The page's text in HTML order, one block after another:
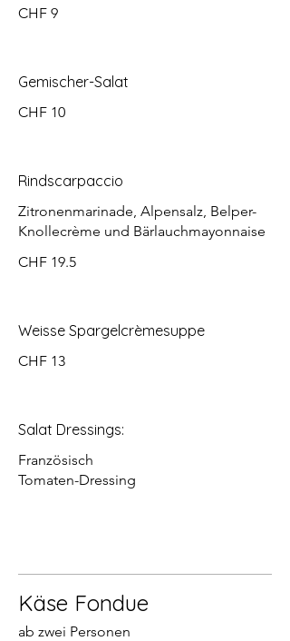
CHF 9
Gemischer-Salat
CHF 10
Rindscarpaccio
Zitronenmarinade, Alpensalz, Belper-
Knollecrème und Bärlauchmayonnaise
CHF 19.5
Weisse Spargelcrèmesuppe
CHF 13
Salat Dressings:
Französisch
Tomaten-Dressing
Käse Fondue
ab zwei Personen